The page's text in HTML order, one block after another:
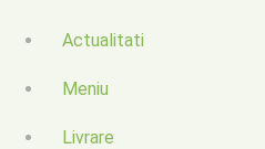
Actualitati
Meniu
Livrare